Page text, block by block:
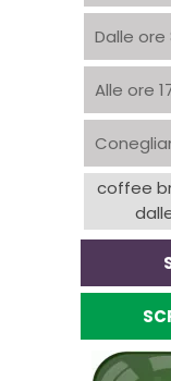
Dalle ore
Alle ore
coffee